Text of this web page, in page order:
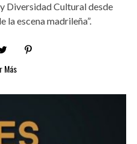
Diversidad Cultural desde
la escena madrileña”.
Más